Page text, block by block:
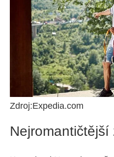
Zdroj:Expedia.com
Nejromantičtější